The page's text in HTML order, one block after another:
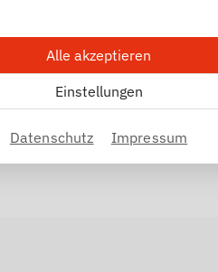
Alle akzeptieren
Einstellungen
Datenschutz Impressum